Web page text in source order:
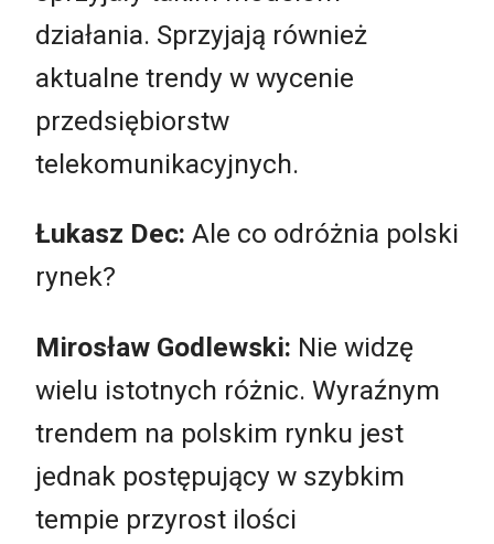
działania. Sprzyjają również
aktualne trendy w wycenie
przedsiębiorstw
telekomunikacyjnych.
Łukasz Dec: Ale co odróżnia polski
rynek?
Mirosław Godlewski: Nie widzę
wielu istotnych różnic. Wyraźnym
trendem na polskim rynku jest
jednak postępujący w szybkim
tempie przyrost ilości